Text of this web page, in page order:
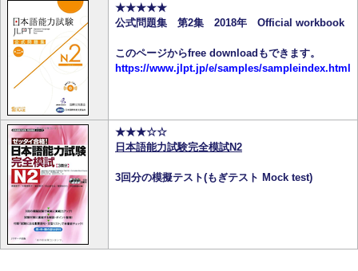
★★★★★
公式問題集 第2集 2018年 Official workbook
このページからfree downloadもできます。
https://www.jlpt.jp/e/samples/sampleindex.html
★★★☆☆
日本語能力試験完全模試N2
3回分の模擬テスト(もぎテスト Mock test)